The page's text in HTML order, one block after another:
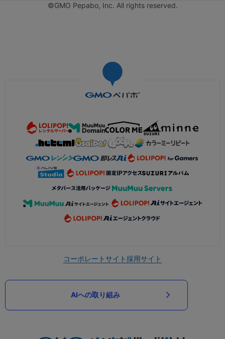
©GMO Pepabo, Inc. All rights reserved.
コーポレートサイト採用サイト
AIへの取り組み